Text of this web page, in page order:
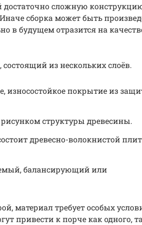
достаточно сложную
сборка может быть
в будущем отразится на
из нескольких слоёв.
износостойкое покрытие из
структуры древесины.
древесно-волокнистой
балансирующий или
материал требует особых
привести к порче как одного,